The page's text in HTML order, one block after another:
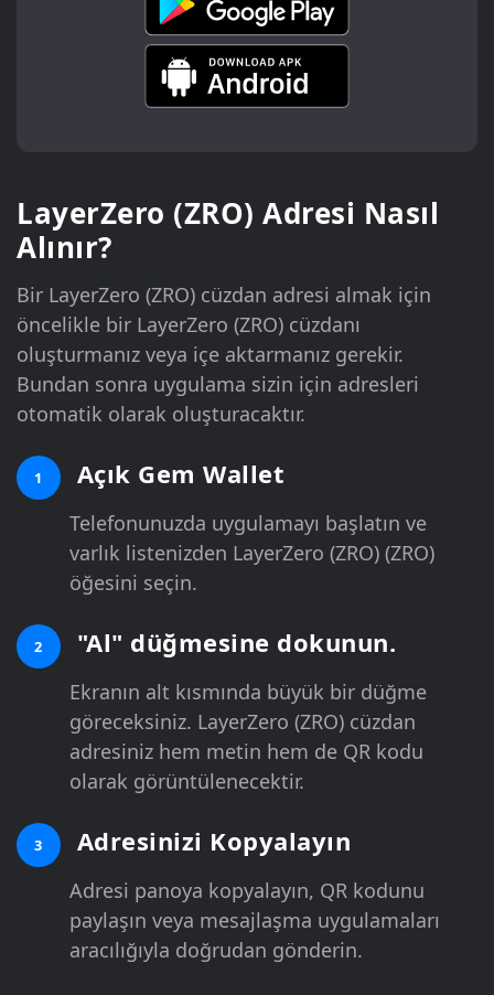
LayerZero (ZRO) Adresi Nasıl
Alınır?
Bir LayerZero (ZRO) cüzdan adresi almak için
öncelikle bir LayerZero (ZRO) cüzdanı
oluşturmanız veya içe aktarmanız gerekir.
Bundan sonra uygulama sizin için adresleri
otomatik olarak oluşturacaktır.
1 Açık Gem Wallet
Telefonunuzda uygulamayı başlatın ve
varlık listenizden LayerZero (ZRO) (ZRO)
öğesini seçin.
2 "Al" düğmesine dokunun.
Ekranın alt kısmında büyük bir düğme
göreceksiniz. LayerZero (ZRO) cüzdan
adresiniz hem metin hem de QR kodu
olarak görüntülenecektir.
3 Adresinizi Kopyalayın
Adresi panoya kopyalayın, QR kodunu
paylaşın veya mesajlaşma uygulamaları
aracılığıyla doğrudan gönderin.